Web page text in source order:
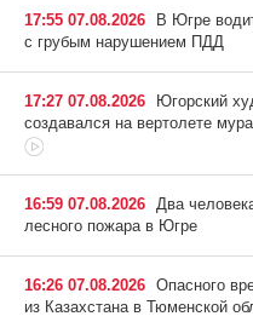
17:55 07.08.2026
В Югре
с грубым нарушением ПДД
17:27 07.08.2026
Югорский
создавался на вертолете
16:59 07.08.2026 Два
лесного пожара в Югре
16:26 07.08.2026 Опасного
из Казахстана в Тюменской